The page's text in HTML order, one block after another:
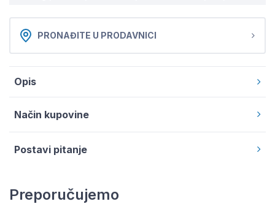
PRONAĐITE U PRODAVNICI
Opis
Način kupovine
Postavi pitanje
Preporučujemo